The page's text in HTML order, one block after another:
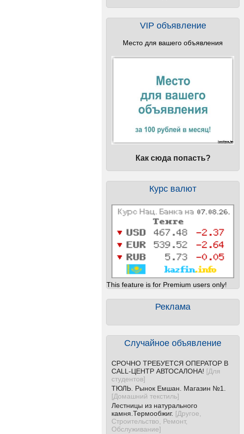
VIP объявление
Место для вашего объявления
Как сюда попасть?
Курс валют
This feature is for Premium users only!
Реклама
Случайное объявление
СРОЧНО ТРЕБУЕТСЯ ОПЕРАТОР В
CALL-ЦЕНТР АВТОСАЛОНА! [Для
студентов]
ТЮЛЬ. Рынок Емшан. Магазин №1.
[Домашний текстиль]
Лестницы из натурального
камня.Термообжиг. [Другое,
Строительство, Ремонт,
Обслуживание]